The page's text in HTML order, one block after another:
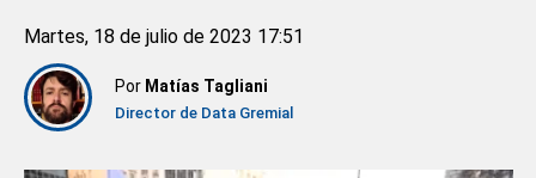
Por Matías Tagliani
Director de Data Gremial
Martes, 18 de julio de 2023 17:51